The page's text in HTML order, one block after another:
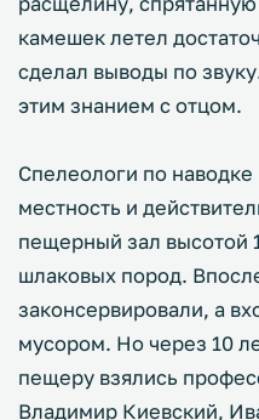
камешек летел
сделал выводы по
этим знанием с отцом.
Спелеологи по
местность и
пещерный зал высотой
шлаковых пород.
законсервировали, а
мусором. Но через 10
пещеру взялись
Владимир Киевский,